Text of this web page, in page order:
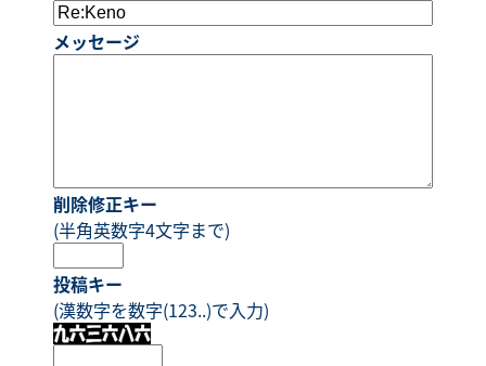
メッセージ
削除修正キー
(半角英数字4文字まで)
投稿キー
(漢数字を数字(123..)で入力)